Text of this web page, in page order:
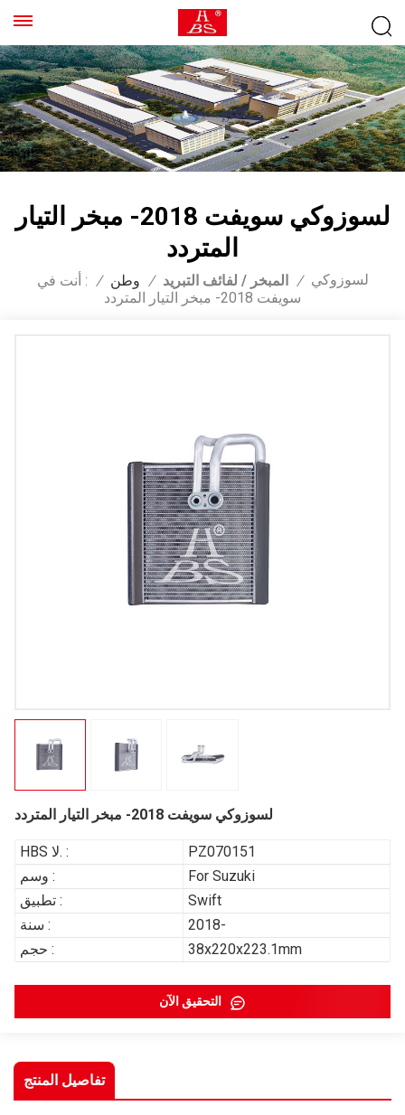
لسوزوكي سويفت 2018- مبخر التيار
المتردد
أنت في : / وطن / المبخر / لفائف التبريد / لسوزوكي
سويفت 2018- مبخر التيار المتردد
لسوزوكي سويفت 2018- مبخر التيار المتردد
HBS لا. :
PZ070151
وسم :
For Suzuki
تطبيق :
Swift
سنة :
2018-
حجم :
38x220x223.1mm
تفاصيل المنتج